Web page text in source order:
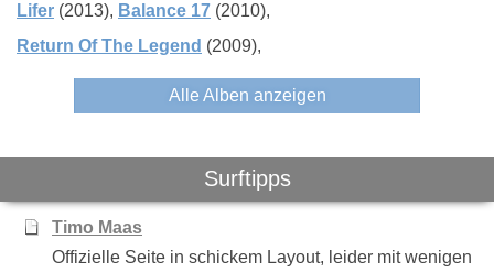
Lifer (2013) Balance 17 (2010)
Return Of The Legend (2009)
Alle Alben anzeigen
Surftipps
Timo Maas
Offizielle Seite in schickem Layout, leider mit wenigen